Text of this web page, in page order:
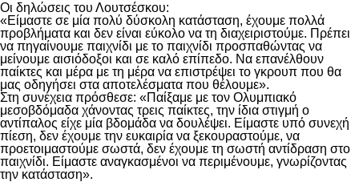
Οι δηλώσεις του Λουτσέσκου:
«Είμαστε σε μία πολύ δύσκολη κατάσταση, έχουμε πολλά
προβλήματα και δεν είναι εύκολο να τη διαχειριστούμε. Πρέπει
να πηγαίνουμε παιχνίδι με το παιχνίδι προσπαθώντας να
μείνουμε αισιόδοξοι και σε καλό επίπεδο. Να επανέλθουν
παίκτες και μέρα με τη μέρα να επιστρέψει το γκρουπ που θα
μας οδηγήσει στα αποτελέσματα που θέλουμε».
Στη συνέχεια πρόσθεσε: «Παίξαμε με τον Ολυμπιακό
μεσοβδόμαδα χάνοντας τρεις παίκτες, την ίδια στιγμή ο
αντίπαλος είχε μία βδομάδα να δουλέψει. Είμαστε υπό συνεχή
πίεση, δεν έχουμε την ευκαιρία να ξεκουραστούμε, να
προετοιμαστούμε σωστά, δεν έχουμε τη σωστή αντίδραση στο
παιχνίδι. Είμαστε αναγκασμένοι να περιμένουμε, γνωρίζοντας
την κατάσταση».